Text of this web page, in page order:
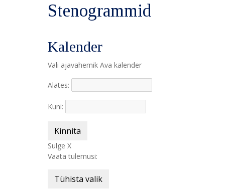
Stenogrammid
Kalender
Vali ajavahemik Ava kalender
Alates:
Kuni:
Kinnita
Sulge X
Vaata tulemusi:
Tühista valik